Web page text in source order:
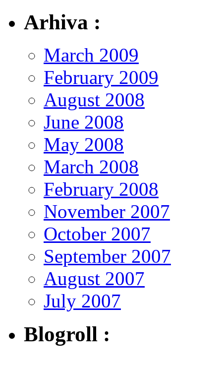
Arhiva :
March 2009
February 2009
August 2008
June 2008
May 2008
March 2008
February 2008
November 2007
October 2007
September 2007
August 2007
July 2007
Blogroll :